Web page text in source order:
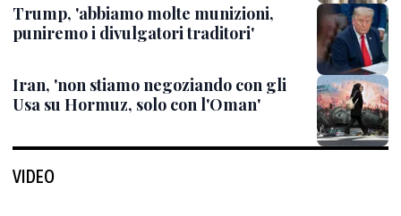
Trump, 'abbiamo molte munizioni,
puniremo i divulgatori traditori'
Iran, 'non stiamo negoziando con gli
Usa su Hormuz, solo con l'Oman'
VIDEO